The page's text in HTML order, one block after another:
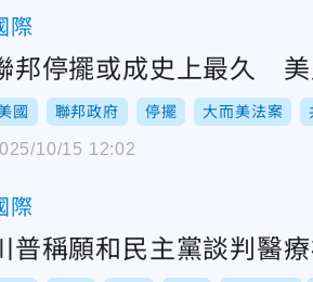
際
邦停擺或成史上最久 美
國 聯邦政府 停擺 大而美法案
10/15 12:02
際
普稱願和民主黨談判醫